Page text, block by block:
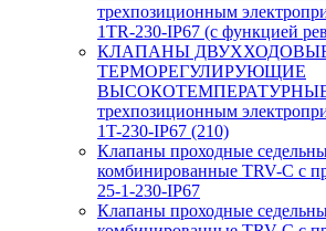
трехпозиционным
1TR-230-IP67 (с функцией
КЛАПАНЫ
ТЕРМОРЕГУЛИРУЮЩИЕ
ВЫСОКОТЕМПЕРАТУРНЫЕ
трехпозиционным
1T-230-IP67 (210)
Клапаны проходные
комбинированные TRV-С с
25-1-230-IP67
Клапаны проходные